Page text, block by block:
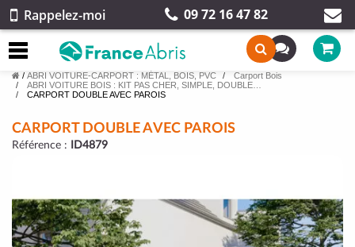
Rappelez-moi 09 72 16 47 82
/ ABRI VOITURE-CARPORT : MÉTAL, BOIS, PVC
Carport Bois
ABRI VOITURE BOIS : KIT PAS CHER, SIMPLE, DOUBLE…
CARPORT DOUBLE AVEC PAROIS
CARPORT DOUBLE AVEC PAROIS
Référence : ID4879